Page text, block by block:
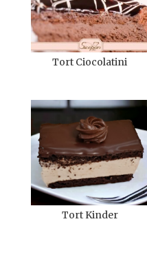
Tort Ciocolatini
Tort Kinder